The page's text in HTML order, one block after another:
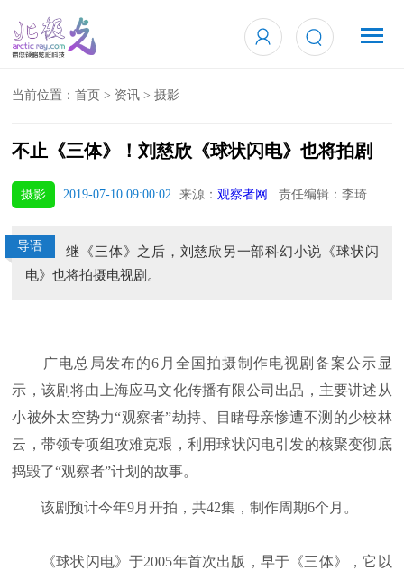
当前位置：首页 > 资讯 >摄影
不止《三体》！刘慈欣《球状闪电》也将拍剧
摄影 2019-07-10 09:00:02 来源：观察者网 责任编辑：李琦
导语
继《三体》之后，刘慈欣另一部科幻小说《球状闪
电》也将拍摄电视剧。
广电总局发布的6月全国拍摄制作电视剧备案公示显
示，该剧将由上海应马文化传播有限公司出品，主要讲述从
小被外太空势力“观察者”劫持、目睹母亲惨遭不测的少校林
云，带领专项组攻难克艰，利用球状闪电引发的核聚变彻底
捣毁了“观察者”计划的故事。
该剧预计今年9月开拍，共42集，制作周期6个月。
《球状闪电》于2005年首次出版，早于《三体》，它以